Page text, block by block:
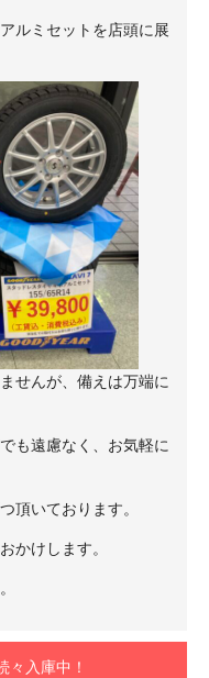
ルミセットを店頭に展
せんが、備えは万端に
も遠慮なく、お気軽に
頂いております。
かけします。
々入庫中！